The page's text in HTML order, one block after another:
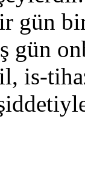
gün
gün
is-